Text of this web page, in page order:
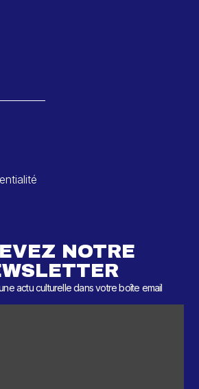
NOTRE
actu culturelle dans votre boîte email